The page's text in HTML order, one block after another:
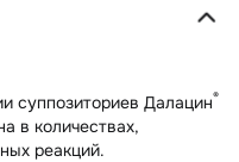
суппозиториев Далацин®
в количествах,
реакций.